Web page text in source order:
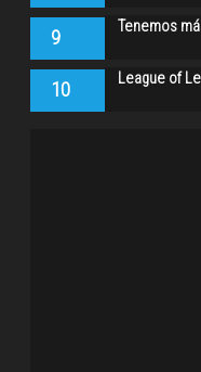
9 Tenemos
10 League of